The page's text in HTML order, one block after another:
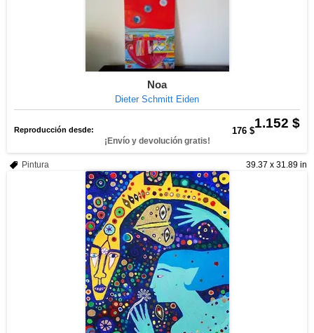
Noa
Dieter Schmitt Eiden
1.152 $
Reproducción desde: 176 $
¡Envío y devolución gratis!
39.37 x 31.89 in
Pintura